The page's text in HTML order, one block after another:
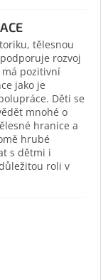
tělesnou
rozvoj
má pozitivní
jako je
Děti se
mnohé o
hranice a
hrubé
s dětmi i
roli v